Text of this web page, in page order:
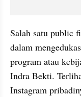
Salah satu public
dalam
program atau
Indra Bekti.
Instagram